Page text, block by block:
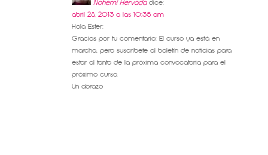
Nohemí Hervada dice:
abril 28, 2013 a las 10:35 am
Hola Ester:
Gracias por tu comentario: El curso ya está en
marcha, pero suscríbete al boletín de noticias para
estar al tanto de la próxima convocatoria para el
próximo curso.
Un abrazo